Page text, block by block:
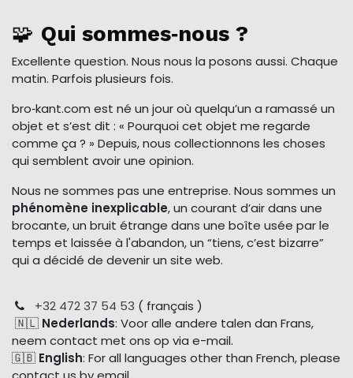
🧩 Qui sommes‑nous ?
Excellente question. Nous nous la posons aussi. Chaque
matin. Parfois plusieurs fois.
bro‑kant.com est né un jour où quelqu’un a ramassé un
objet et s’est dit : « Pourquoi cet objet me regarde
comme ça ? » Depuis, nous collectionnons les choses
qui semblent avoir une opinion.
Nous ne sommes pas une entreprise. Nous sommes un
phénomène inexplicable, un courant d’air dans une
brocante, un bruit étrange dans une boîte usée par le
temps et laissée à l'abandon, un “tiens, c’est bizarre”
qui a décidé de devenir un site web.
+32 472 37 54 53 ( français )
🇳🇱 Nederlands: Voor alle andere talen dan Frans,
neem contact met ons op via e-mail.
🇬🇧 English: For all languages other than French, please